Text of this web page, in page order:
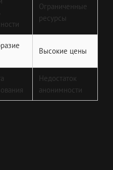
Ограниченные
ресурсы
Высокие цены
Недостаток
анонимности